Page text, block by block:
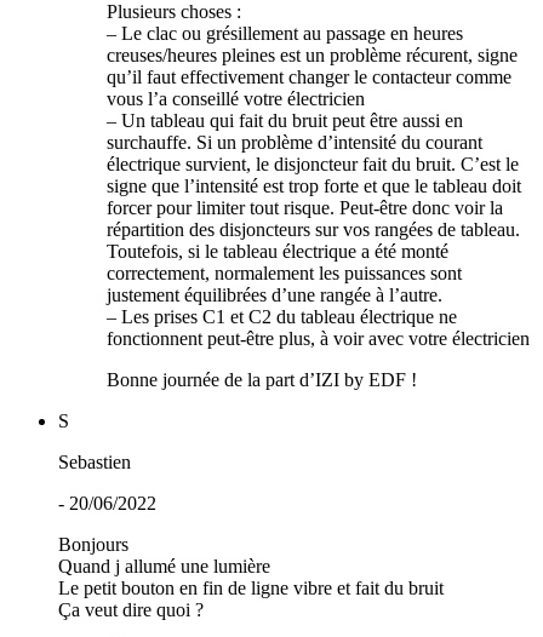
Plusieurs choses :
– Le clac ou grésillement au passage en heures
creuses/heures pleines est un problème récurent, signe
qu’il faut effectivement changer le contacteur comme
vous l’a conseillé votre électricien
– Un tableau qui fait du bruit peut être aussi en
surchauffe. Si un problème d’intensité du courant
électrique survient, le disjoncteur fait du bruit. C’est le
signe que l’intensité est trop forte et que le tableau doit
forcer pour limiter tout risque. Peut-être donc voir la
répartition des disjoncteurs sur vos rangées de tableau.
Toutefois, si le tableau électrique a été monté
correctement, normalement les puissances sont
justement équilibrées d’une rangée à l’autre.
– Les prises C1 et C2 du tableau électrique ne
fonctionnent peut-être plus, à voir avec votre électricien
Bonne journée de la part d’IZI by EDF !
S
Sebastien
- 20/06/2022
Bonjours
Quand j allumé une lumière
Le petit bouton en fin de ligne vibre et fait du bruit
Ça veut dire quoi ?